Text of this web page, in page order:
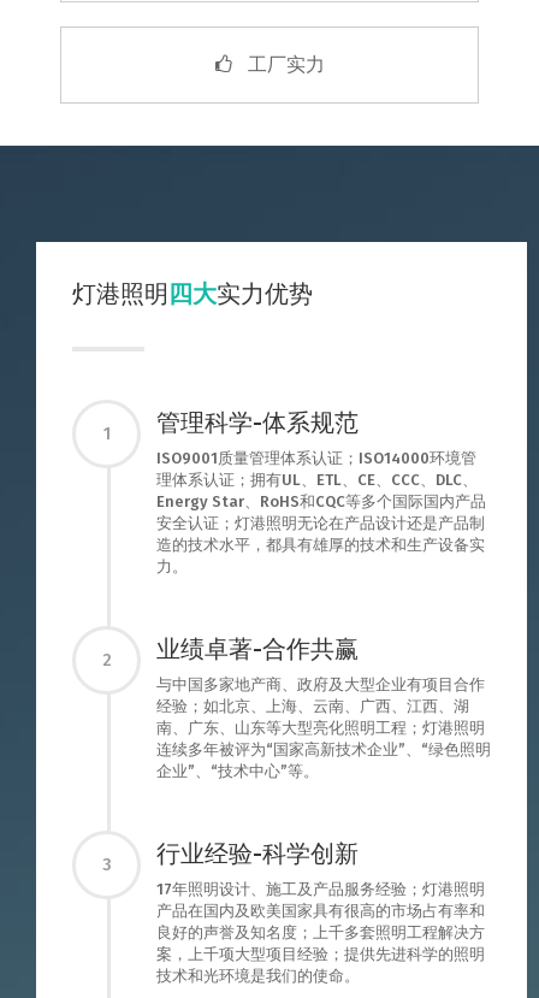
工厂实力
灯港照明四大实力优势
1 管理科学-体系规范
ISO9001质量管理体系认证；ISO14000环境管
理体系认证；拥有UL、ETL、CE、CCC、DLC、
Energy Star、RoHS和CQC等多个国际国内产品
安全认证；灯港照明无论在产品设计还是产品制
造的技术水平，都具有雄厚的技术和生产设备实
力。
2 业绩卓著-合作共赢
与中国多家地产商、政府及大型企业有项目合作
经验；如北京、上海、云南、广西、江西、湖
南、广东、山东等大型亮化照明工程；灯港照明
连续多年被评为“国家高新技术企业”、“绿色照明
企业”、“技术中心”等。
3 行业经验-科学创新
17年照明设计、施工及产品服务经验；灯港照明
产品在国内及欧美国家具有很高的市场占有率和
良好的声誉及知名度；上千多套照明工程解决方
案，上千项大型项目经验；提供先进科学的照明
技术和光环境是我们的使命。